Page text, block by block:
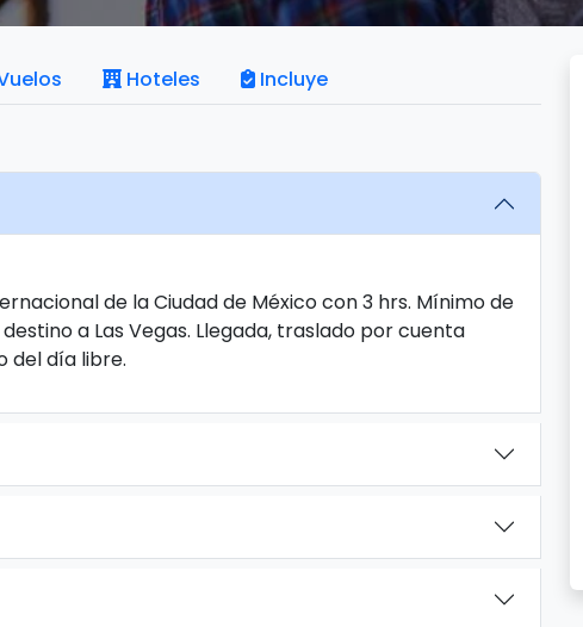
Hoteles Incluye
de la Ciudad de México con 3 hrs. Mínimo de
a Las Vegas. Llegada, traslado por cuenta
del día libre.